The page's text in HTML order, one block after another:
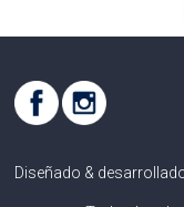
Diseñado &